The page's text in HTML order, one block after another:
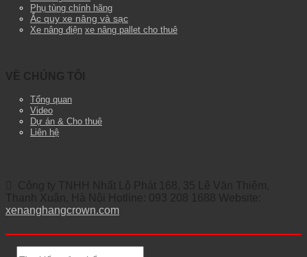
Phụ tùng chính hãng
Ắc quy xe nâng và sạc
Xe nâng điện xe nâng pallet cho thuê
Tổng quan
Video
Dự án & Cho thuê
Liên hệ
xenanghangcrown.com